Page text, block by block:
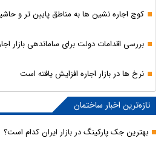
کوچ اجاره نشین ها به مناطق پایین تر و
بررسی اقدامات دولت برای ساماندهی بازار
نرخ ها در بازار اجاره افزایش یافته است
تازه‌ترین اخبار ساختمان
بهترین جک پارکینگ در بازار ایران کدام است؟